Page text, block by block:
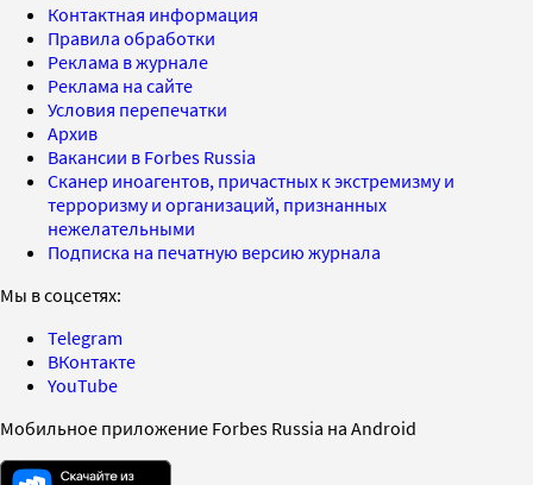
Контактная информация
Правила обработки
Реклама в журнале
Реклама на сайте
Условия перепечатки
Архив
Вакансии в Forbes Russia
Сканер иноагентов, причастных к экстремизму и
терроризму и организаций, признанных
нежелательными
Подписка на печатную версию журнала
Мы в соцсетях:
Telegram
ВКонтакте
YouTube
Мобильное приложение Forbes Russia на Android